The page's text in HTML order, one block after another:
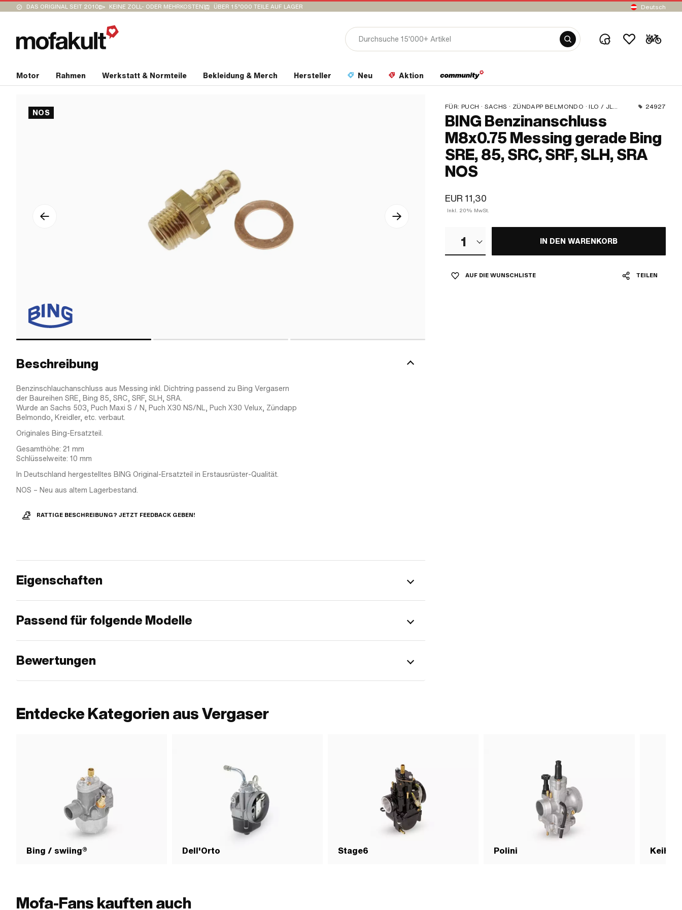
DAS ORIGINAL SEIT 2010 KEINE ZOLL- ODER MEHRKOSTEN ÜBER 15’000 TEILE AUF LAGER Deutsch
Motor Rahmen Werkstatt & Normteile Bekleidung & Merch Hersteller Neu Aktion
NOS
FÜR: PUCH · SACHS · ZÜNDAPP BELMONDO · ILO / JLO · KREIDLER 24927
BING Benzinanschluss
M8x0.75 Messing gerade Bing
SRE, 85, SRC, SRF, SLH, SRA
NOS
EUR 11,30
Inkl. 20% MwSt.
1 IN DEN WARENKORB
AUF DIE WUNSCHLISTE TEILEN
Beschreibung
Benzinschlauchanschluss aus Messing inkl. Dichtring passend zu Bing Vergasern
der Baureihen SRE, Bing 85, SRC, SRF, SLH, SRA.
Wurde an Sachs 503, Puch Maxi S / N, Puch X30 NS/NL, Puch X30 Velux, Zündapp
Belmondo, Kreidler, etc. verbaut.
Originales Bing-Ersatzteil.
Gesamthöhe: 21 mm
Schlüsselweite: 10 mm
In Deutschland hergestelltes BING Original-Ersatzteil in Erstausrüster-Qualität.
NOS – Neu aus altem Lagerbestand.
RATTIGE BESCHREIBUNG? JETZT FEEDBACK GEBEN!
Eigenschaften
Passend für folgende Modelle
Bewertungen
Entdecke Kategorien aus Vergaser
Bing / swiing® Dell'Orto Stage6 Polini Keihin
Mofa-Fans kauften auch